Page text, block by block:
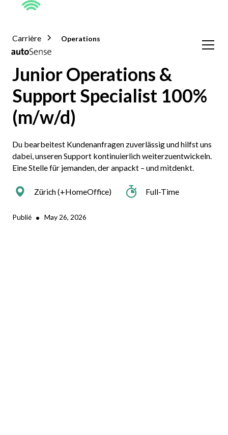
Carrière Operations
Junior Operations &
Support Specialist 100%
(m/w/d)
Du bearbeitest Kundenanfragen zuverlässig und hilfst uns
dabei, unseren Support kontinuierlich weiterzuentwickeln.
Eine Stelle für jemanden, der anpackt – und mitdenkt.
Zürich (+HomeOffice) Full-Time
Publié • May 26, 2026